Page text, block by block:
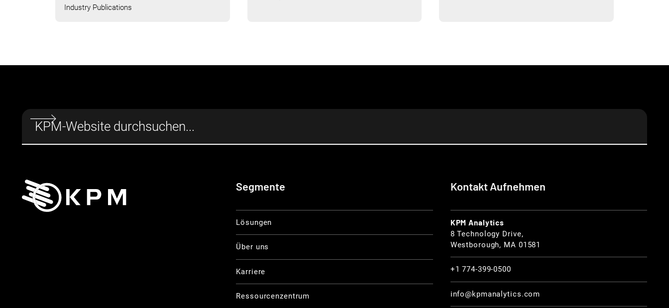
Industry Publications
Segmente
Lösungen
Über uns
Karriere
Ressourcenzentrum
Kontakt Aufnehmen
KPM Analytics
8 Technology Drive,
Westborough, MA 01581
+1 774-399-0500
info@kpmanalytics.com